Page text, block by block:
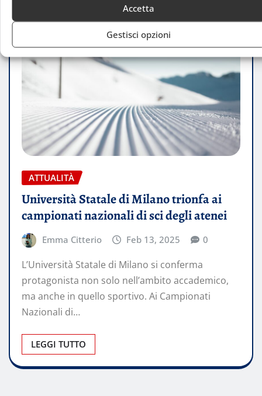
Accetta
Gestisci opzioni
ATTUALITÀ
Università Statale di Milano trionfa ai
campionati nazionali di sci degli atenei
Emma Citterio Feb 13, 2025 0
L’Università Statale di Milano si conferma
protagonista non solo nell’ambito accademico,
ma anche in quello sportivo. Ai Campionati
Nazionali di…
LEGGI TUTTO